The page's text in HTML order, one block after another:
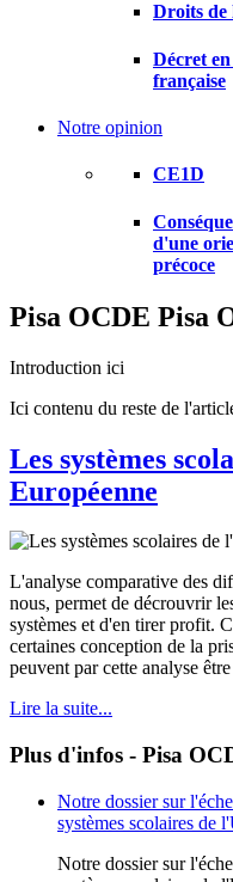
Droits de
Décret
française
Notre opinion
CE1D
d'une
précoce
Pisa OCDE Pisa
Introduction ici
Ici contenu du reste de
Les systèmes
Européenne
L'analyse comparative des
nous, permet de décrouvrir
systèmes et d'en tirer profit.
certaines conception de la
peuvent par cette analyse
Lire la suite...
Plus d'infos - Pisa
Notre dossier sur
systèmes scolaires de
Notre dossier sur